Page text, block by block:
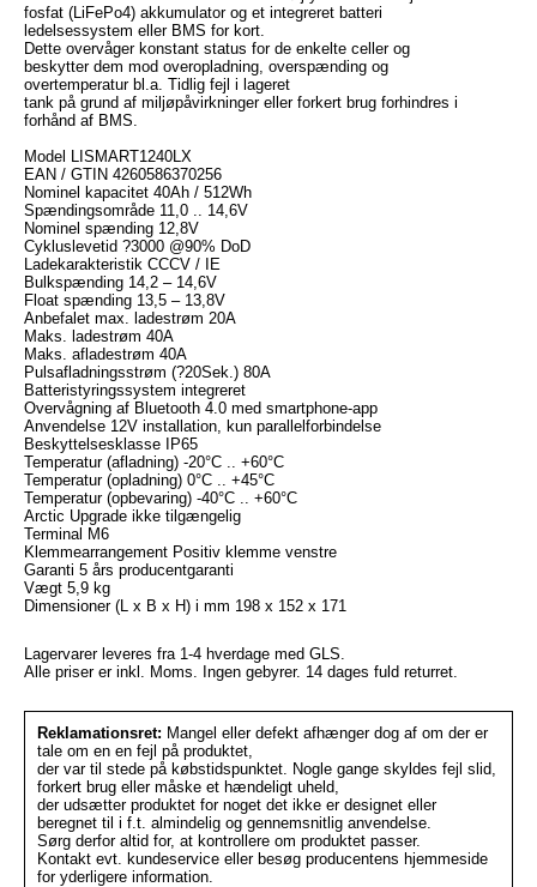
fosfat (LiFePo4) akkumulator og et integreret batteri
ledelsessystem eller BMS for kort.
Dette overvåger konstant status for de enkelte celler og
beskytter dem mod overopladning, overspænding og
overtemperatur bl.a. Tidlig fejl i lageret
tank på grund af miljøpåvirkninger eller forkert brug forhindres i
forhånd af BMS.
Model LISMART1240LX
EAN / GTIN 4260586370256
Nominel kapacitet 40Ah / 512Wh
Spændingsområde 11,0 .. 14,6V
Nominel spænding 12,8V
Cykluslevetid ?3000 @90% DoD
Ladekarakteristik CCCV / IE
Bulkspænding 14,2 – 14,6V
Float spænding 13,5 – 13,8V
Anbefalet max. ladestrøm 20A
Maks. ladestrøm 40A
Maks. afladestrøm 40A
Pulsafladningsstrøm (?20Sek.) 80A
Batteristyringssystem integreret
Overvågning af Bluetooth 4.0 med smartphone-app
Anvendelse 12V installation, kun parallelforbindelse
Beskyttelsesklasse IP65
Temperatur (afladning) -20°C .. +60°C
Temperatur (opladning) 0°C .. +45°C
Temperatur (opbevaring) -40°C .. +60°C
Arctic Upgrade ikke tilgængelig
Terminal M6
Klemmearrangement Positiv klemme venstre
Garanti 5 års producentgaranti
Vægt 5,9 kg
Dimensioner (L x B x H) i mm 198 x 152 x 171
Lagervarer leveres fra 1-4 hverdage med GLS.
Alle priser er inkl. Moms. Ingen gebyrer. 14 dages fuld returret.
Reklamationsret: Mangel eller defekt afhænger dog af om der er
tale om en en fejl på produktet,
der var til stede på købstidspunktet. Nogle gange skyldes fejl slid,
forkert brug eller måske et hændeligt uheld,
der udsætter produktet for noget det ikke er designet eller
beregnet til i f.t. almindelig og gennemsnitlig anvendelse.
Sørg derfor altid for, at kontrollere om produktet passer.
Kontakt evt. kundeservice eller besøg producentens hjemmeside
for yderligere information.